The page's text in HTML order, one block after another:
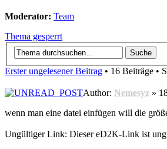
Moderator: Team
Thema gesperrt
Erster ungelesener Beitrag • 16 Beiträge •
Author: Nemesyz »
wenn man eine datei einfügen will die
Ungültiger Link: Dieser eD2K-Link ist